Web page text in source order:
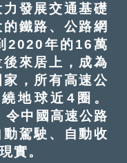
發展交通基礎
鐵路、公路網
2020年的16萬
來居上，成為
，所有高速公
地球近4圈。
令中國高速公路
駕駛、自動收
實。